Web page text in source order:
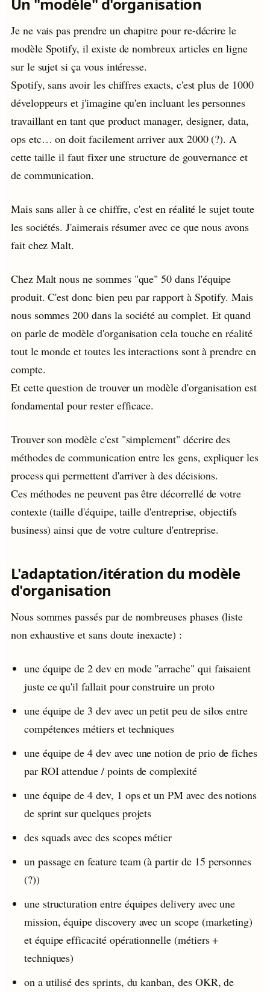
Je ne vais pas prendre un chapitre pour re-décrire le
modèle Spotify, il existe de nombreux articles en ligne
sur le sujet si ça vous intéresse.
Spotify, sans avoir les chiffres exacts, c'est plus de 1000
développeurs et j'imagine qu'en incluant les personnes
travaillant en tant que product manager, designer, data,
ops etc… on doit facilement arriver aux 2000 (?). A
cette taille il faut fixer une structure de gouvernance et
de communication.
Mais sans aller à ce chiffre, c'est en réalité le sujet toute
les sociétés. J'aimerais résumer avec ce que nous avons
fait chez Malt.
Chez Malt nous ne sommes "que" 50 dans l'équipe
produit. C'est donc bien peu par rapport à Spotify. Mais
nous sommes 200 dans la société au complet. Et quand
on parle de modèle d'organisation cela touche en réalité
tout le monde et toutes les interactions sont à prendre en
compte.
Et cette question de trouver un modèle d'organisation est
fondamental pour rester efficace.
Trouver son modèle c'est "simplement" décrire des
méthodes de communication entre les gens, expliquer les
process qui permettent d'arriver à des décisions.
Ces méthodes ne peuvent pas être décorrellé de votre
contexte (taille d'équipe, taille d'entreprise, objectifs
business) ainsi que de votre culture d'entreprise.
L'adaptation/itération du modèle
d'organisation
Nous sommes passés par de nombreuses phases (liste
non exhaustive et sans doute inexacte) :
une équipe de 2 dev en mode "arrache" qui faisaient
juste ce qu'il fallait pour construire un proto
une équipe de 3 dev avec un petit peu de silos entre
compétences métiers et techniques
une équipe de 4 dev avec une notion de prio de fiches
par ROI attendue / points de complexité
une équipe de 4 dev, 1 ops et un PM avec des notions
de sprint sur quelques projets
des squads avec des scopes métier
un passage en feature team (à partir de 15 personnes
(?))
une structuration entre équipes delivery avec une
mission, équipe discovery avec un scope (marketing)
et équipe efficacité opérationnelle (métiers +
techniques)
on a utilisé des sprints, du kanban, des OKR, de